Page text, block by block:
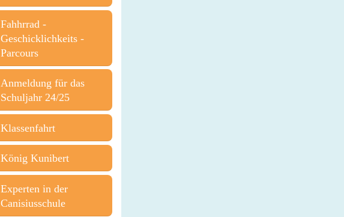
Fahhrrad -
Geschicklichkeits -
Parcours
Anmeldung für das
Schuljahr 24/25
Klassenfahrt
König Kunibert
Experten in der
Canisiusschule